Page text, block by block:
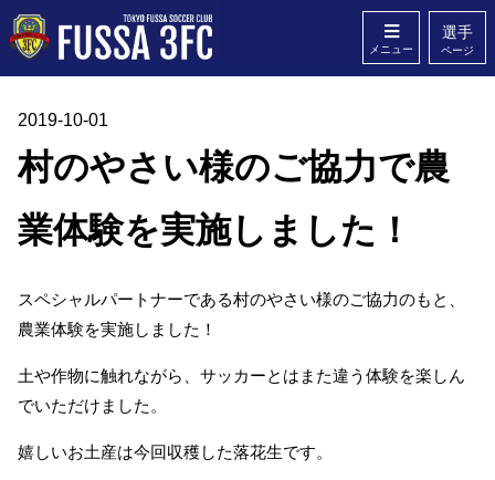
メニュー
ホーム
スタッフ Q&A
無料体験 お問い合わせ
選手
ページ
2019-10-01
村のやさい様のご協力で農
業体験を実施しました！
スペシャルパートナーである村のやさい様のご協力のもと、
農業体験を実施しました！
土や作物に触れながら、サッカーとはまた違う体験を楽しん
でいただけました。
嬉しいお土産は今回収穫した落花生です。